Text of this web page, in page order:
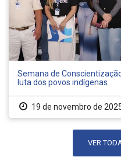
Semana de
luta dos povos indígenas
19 de novembro de
VER